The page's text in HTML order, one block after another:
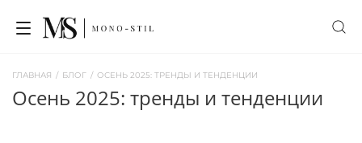
ГЛАВНАЯ / БЛОГ / ОСЕНЬ 2025: ТРЕНДЫ И ТЕНДЕНЦИИ
осень 2025: тренды и тенденции